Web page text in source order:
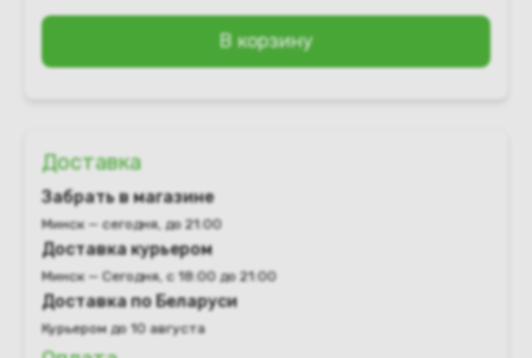
В корзину
Доставка
Забрать в магазине
Минск — сегодня, до 21:00
Доставка курьером
Минск — Сегодня, с 18:00 до 21:00
Доставка по Беларуси
Курьером до 10 августа